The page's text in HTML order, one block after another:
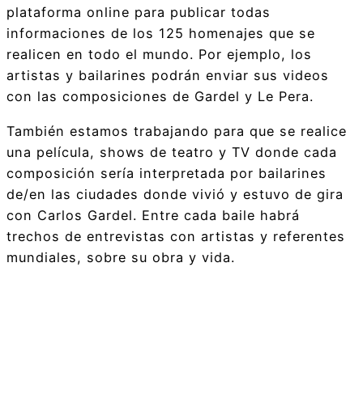
plataforma online para publicar todas
informaciones de los 125 homenajes que se
realicen en todo el mundo. Por ejemplo, los
artistas y bailarines podrán enviar sus videos
con las composiciones de Gardel y Le Pera.
También estamos trabajando para que se realice
una película, shows de teatro y TV donde cada
composición sería interpretada por bailarines
de/en las ciudades donde vivió y estuvo de gira
con Carlos Gardel. Entre cada baile habrá
trechos de entrevistas con artistas y referentes
mundiales, sobre su obra y vida.